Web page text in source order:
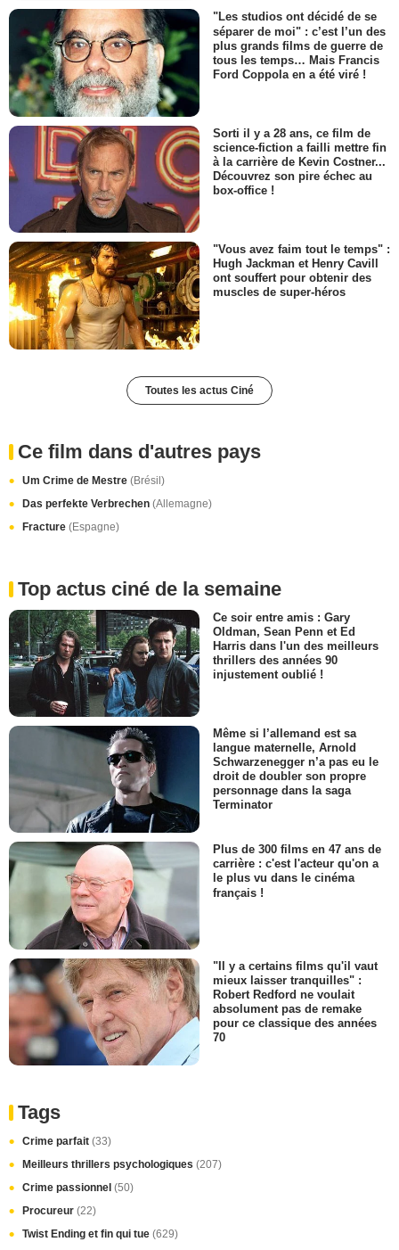
"Les studios ont décidé de se
séparer de moi" : c’est l’un des
plus grands films de guerre de
tous les temps… Mais Francis
Ford Coppola en a été viré !
Sorti il y a 28 ans, ce film de
science-fiction a failli mettre fin
à la carrière de Kevin Costner...
Découvrez son pire échec au
box-office !
"Vous avez faim tout le temps" :
Hugh Jackman et Henry Cavill
ont souffert pour obtenir des
muscles de super-héros
Toutes les actus Ciné
Ce film dans d'autres pays
Um Crime de Mestre (Brésil)
Das perfekte Verbrechen (Allemagne)
Fracture (Espagne)
Top actus ciné de la semaine
Ce soir entre amis : Gary
Oldman, Sean Penn et Ed
Harris dans l'un des meilleurs
thrillers des années 90
injustement oublié !
Même si l’allemand est sa
langue maternelle, Arnold
Schwarzenegger n’a pas eu le
droit de doubler son propre
personnage dans la saga
Terminator
Plus de 300 films en 47 ans de
carrière : c'est l'acteur qu'on a
le plus vu dans le cinéma
français !
"Il y a certains films qu'il vaut
mieux laisser tranquilles" :
Robert Redford ne voulait
absolument pas de remake
pour ce classique des années
70
Tags
Crime parfait (33)
Meilleurs thrillers psychologiques (207)
Crime passionnel (50)
Procureur (22)
Twist Ending et fin qui tue (629)